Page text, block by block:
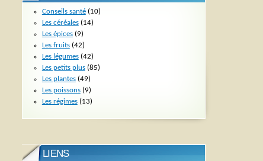
Conseils santé(10)
Les céréales(14)
Les épices(9)
Les fruits(42)
Les légumes(42)
Les petits plus(85)
Les plantes(49)
Les poissons(9)
Les régimes(13)
LIENS